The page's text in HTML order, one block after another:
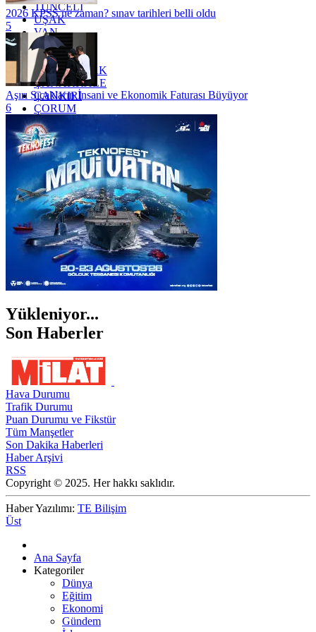
TUNCELİ
UŞAK
VAN
YALOVA
YOZGAT
ZONGULDAK
ÇANAKKALE
ÇANKIRI
ÇORUM
İSTANBUL
İZMİR
ŞANLIURFA
ŞIRNAK
2026 KPSS ne zaman? sınav tarihleri belli oldu
5
Aşırı Sıcakların İnsani ve Ekonomik Faturası Büyüyor
6
Yükleniyor...
Son Haberler
Hava Durumu
Trafik Durumu
Puan Durumu ve Fikstür
Tüm Manşetler
Son Dakika Haberleri
Haber Arşivi
RSS
Copyright © 2025. Her hakkı saklıdır.
Haber Yazılımı: TE Bilişim
Üst
Ana Sayfa
Kategoriler
Dünya
Eğitim
Ekonomi
Gündem